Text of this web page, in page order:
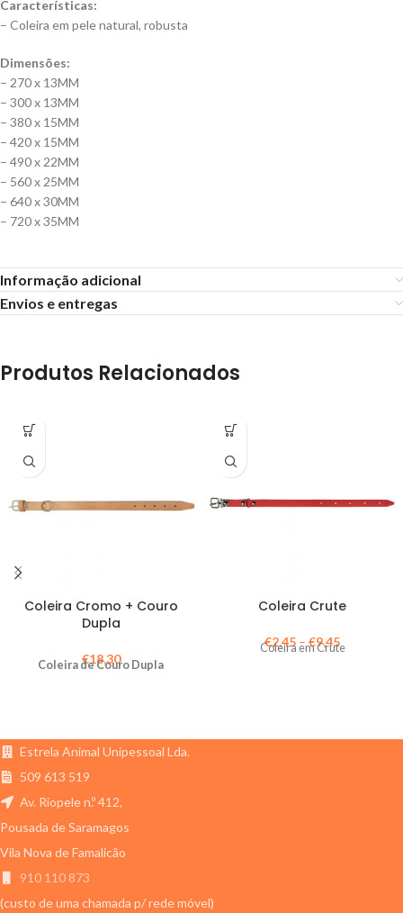
Características:
– Coleira em pele natural, robusta
Dimensões:
– 270 x 13MM
– 300 x 13MM
– 380 x 15MM
– 420 x 15MM
– 490 x 22MM
– 560 x 25MM
– 640 x 30MM
– 720 x 35MM
Informação adicional
Envios e entregas
Produtos Relacionados
Coleira Cromo + Couro
Dupla
€18,30
Coleira de Couro Dupla
Coleira Crute
€2,45 – €9,45
Coleira em Crute
Estrela Animal Unipessoal Lda.
509 613 519
Av. Riopele n.º 412,
Pousada de Saramagos
Vila Nova de Famalicão
910 110 873
(custo de uma chamada p/ rede móvel)